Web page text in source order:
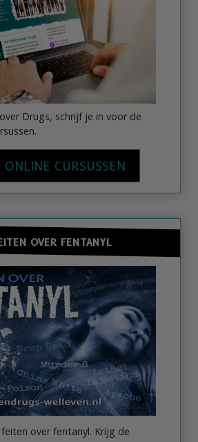
Drugs, schrijf je in voor de
ONLINE CURSUSSEN
OVER FENTANYL
over fentanyl. Krijg de